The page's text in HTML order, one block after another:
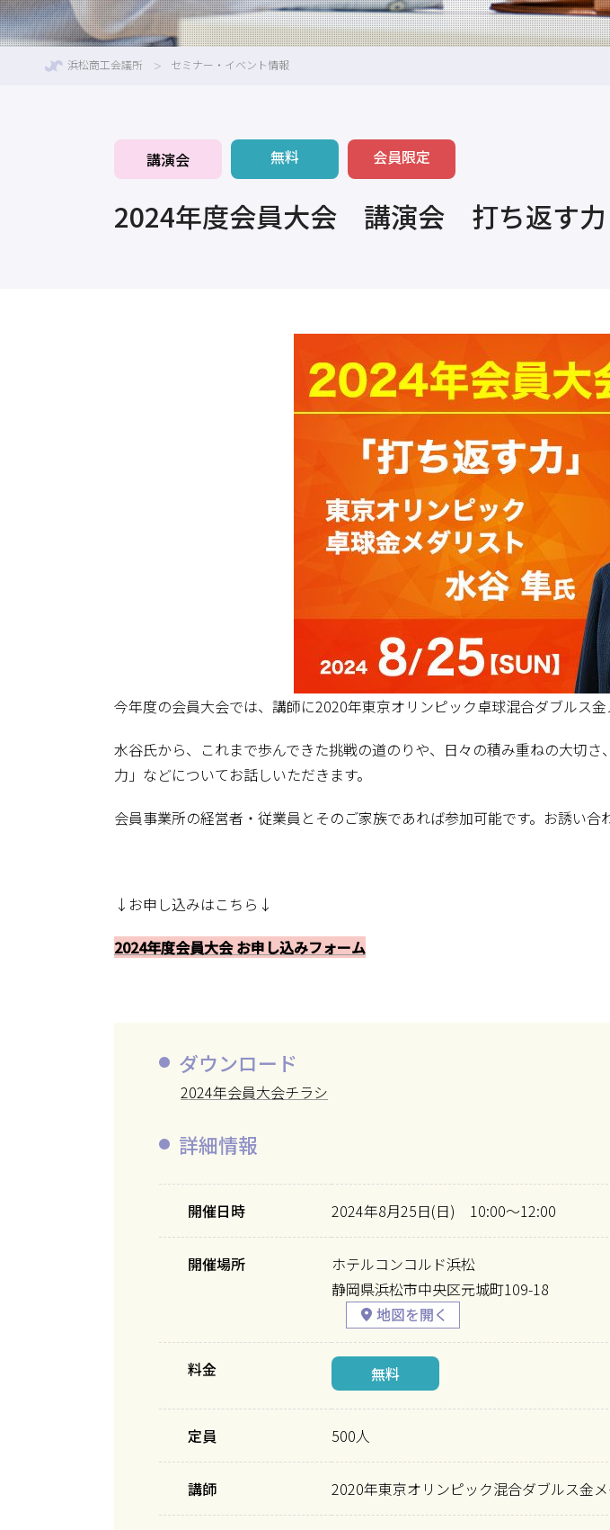
浜松商工会議所 セミナー・イベント情報
講演会 無料 会員限定
2024年度会員大会 講演会 打ち返す
今年度の会員大会では、講師に2020年東京オリンピック卓球混合ダブルス
水谷氏から、これまで歩んできた挑戦の道のりや、日々の積み重ねの大切
力」などについてお話しいただきます。
会員事業所の経営者・従業員とそのご家族であれば参加可能です。お誘い合
↓お申し込みはこちら↓
2024年度会員大会 お申し込みフォーム
ダウンロード
2024年会員大会チラシ
詳細情報
開催日時 2024年8月25日(日) 10:00～12:00
開催場所
ホテルコンコルド浜松
静岡県浜松市中央区元城町109-18
料金 無料
定員 500人
講師 2020年東京オリンピック混合ダブルス金